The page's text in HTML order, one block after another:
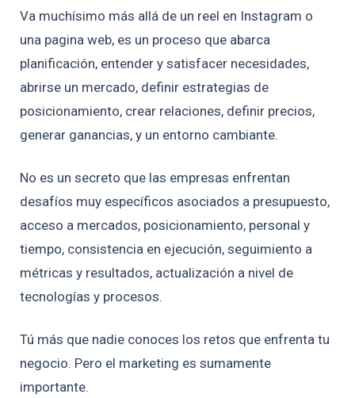
Va muchísimo más allá de un reel en Instagram o
una pagina web, es un proceso que abarca
planificación, entender y satisfacer necesidades,
abrirse un mercado, definir estrategias de
posicionamiento, crear relaciones, definir precios,
generar ganancias, y un entorno cambiante.
No es un secreto que las empresas enfrentan
desafíos muy específicos asociados a presupuesto,
acceso a mercados, posicionamiento, personal y
tiempo, consistencia en ejecución, seguimiento a
métricas y resultados, actualización a nivel de
tecnologías y procesos.
Tú más que nadie conoces los retos que enfrenta tu
negocio. Pero el marketing es sumamente
importante.